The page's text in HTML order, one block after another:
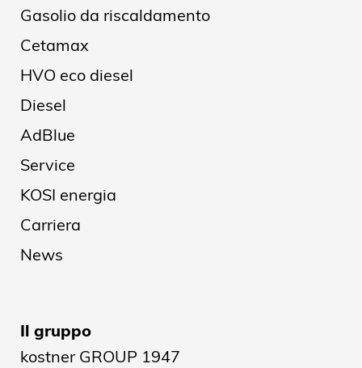
Gasolio da riscaldamento
Cetamax
HVO eco diesel
Diesel
AdBlue
Service
KOSI energia
Carriera
News
Il gruppo
kostner GROUP 1947